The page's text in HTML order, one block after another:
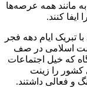
مانند همه عرصه‌ها
کنند.
ایام دهه فجر
نهضت اسلامی در صف
که خیل اجتماعات
کشور را زینت
و فعالی داشتند.